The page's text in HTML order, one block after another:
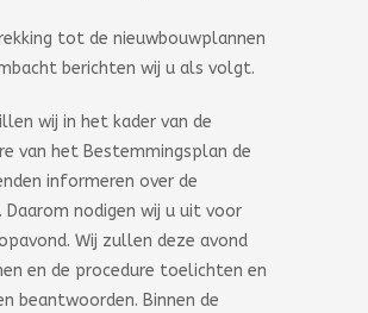
tot de nieuwbouwplannen
berichten wij u als volgt.
wij in het kader van de
van het Bestemmingsplan de
informeren over de
Daarom nodigen wij u uit voor
Wij zullen deze avond
en de procedure toelichten en
beantwoorden. Binnen de